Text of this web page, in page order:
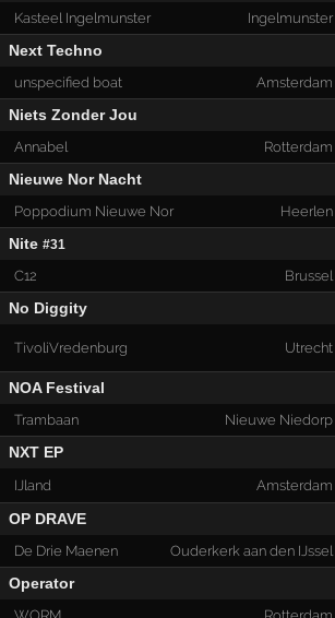
Kasteel Ingelmunster Ingelmunster
Next Techno
unspecified boat Amsterdam
Niets Zonder Jou
Annabel Rotterdam
Nieuwe Nor Nacht
Poppodium Nieuwe Nor Heerlen
Nite#31
C12 Brussel
No Diggity
TivoliVredenburg Utrecht
NOA Festival
Trambaan Nieuwe Niedorp
NXT EP
IJland Amsterdam
OP DRAVE
De Drie Maenen Ouderkerk aan den IJssel
Operator